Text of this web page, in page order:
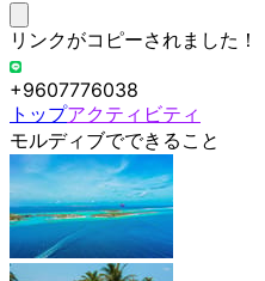
リンクがコピーされました！
+9607776038
トップアクティビティ
モルディブでできること